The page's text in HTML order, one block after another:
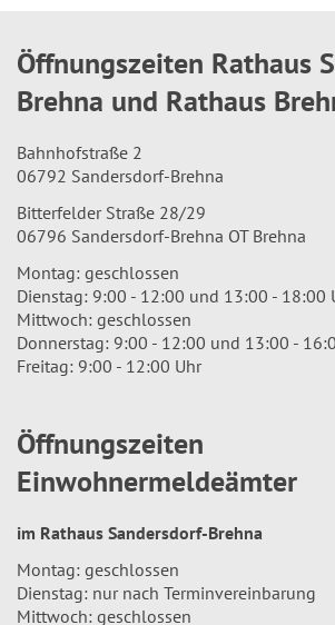
Öffnungszeiten Rathaus
Brehna und Rathaus
Bahnhofstraße 2
06792 Sandersdorf-Brehna
Bitterfelder Straße 28/29
06796 Sandersdorf-Brehna OT Brehna
Montag: geschlossen
Dienstag: 9:00 - 12:00 und 13:00 - 18:00
Mittwoch: geschlossen
Donnerstag: 9:00 - 12:00 und 13:00 -
Freitag: 9:00 - 12:00 Uhr
Öffnungszeiten
Einwohnermeldeämter
im Rathaus Sandersdorf-Brehna
Montag: geschlossen
Dienstag: nur nach Terminvereinbarung
Mittwoch: geschlossen